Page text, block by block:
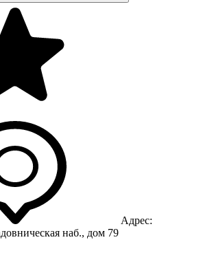
Адрес:
наб., дом 79